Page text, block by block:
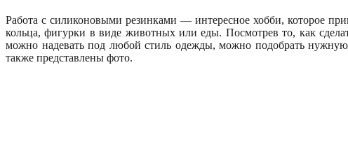
Работа с силиконовыми резинками — интересное хобби, которое
кольца, фигурки в виде животных или еды. Посмотрев то, как
можно надевать под любой стиль одежды, можно подобрать нужную
также представлены фото.